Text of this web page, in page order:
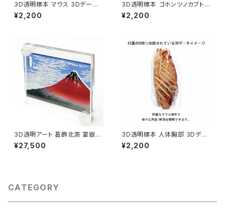
3D透明標本 マウス 3Dデータ
収録USBメモリ
¥2,200
3D透明標本 ゴホンツノカブトム
シ 3Dデータ収録USBメモリ
¥2,200
3D透明アート 葛飾北斎 富嶽三
十六景 凱風快晴 ラージサイズ
L
¥27,500
3D透明標本 人体胸部 3Dデー
タ収録USBメモリ
¥2,200
CATEGORY